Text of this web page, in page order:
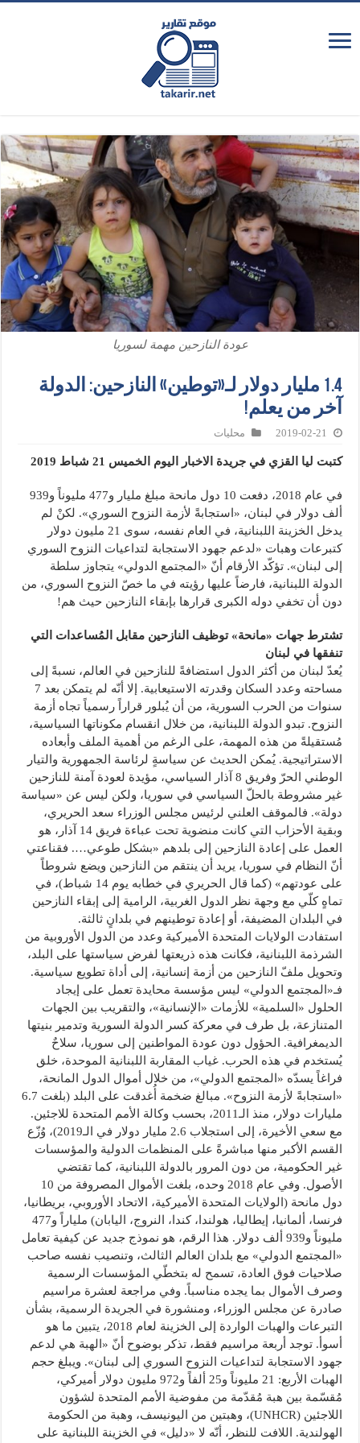
عودة النازحين مهمة لسوريا
1.4 مليار دولار لـ«توطين» النازحين: الدولة
آخر من يعلم!
2019-02-21 محليات
كتبت ليا القزي في جريدة الاخبار اليوم الخميس 21 شباط 2019
في عام 2018، دفعت 10 دول مانحة مبلغ مليار و477 مليوناً و939
ألف دولار في لبنان، «استجابةً لأزمة النزوح السوري». لكنْ لم
يدخل الخزينة اللبنانية، في العام نفسه، سوى 21 مليون دولار
كتبرعات وهبات «لدعم جهود الاستجابة لتداعيات النزوح السوري
إلى لبنان». تؤكّد الأرقام أنّ «المجتمع الدولي» يتجاوز سلطة
الدولة اللبنانية، فارضاً عليها رؤيته في ما خصّ النزوح السوري، من
دون أن تخفي دوله الكبرى قرارها بإبقاء النازحين حيث هم!
تشترط جهات «مانحة» توظيف النازحين مقابل المُساعدات التي
تنفقها في لبنان
يُعدّ لبنان من أكثر الدول استضافةً للنازحين في العالم، نسبةً إلى
مساحته وعدد السكان وقدرته الاستيعابية. إلا أنّه لم يتمكن بعد 7
سنوات من الحرب السورية، من أن يُبلور قراراً رسمياً تجاه أزمة
النزوح. تبدو الدولة اللبنانية، من خلال انقسام مكوناتها السياسية،
مُستقيلةً من هذه المهمة، على الرغم من أهمية الملف وأبعاده
الاستراتيجية. يُمكن الحديث عن سياسةٍ لرئاسة الجمهورية والتيار
الوطني الحرّ وفريق 8 آذار السياسي، مؤيدة لعودة آمنة للنازحين
غير مشروطة بالحلّ السياسي في سوريا، ولكن ليس عن «سياسة
دولة». فالموقف العلني لرئيس مجلس الوزراء سعد الحريري،
وبقية الأحزاب التي كانت منضوية تحت عباءة فريق 14 آذار، هو
العمل على إعادة النازحين إلى بلدهم «بشكل طوعي…. فقناعتي
أنّ النظام في سوريا، يريد أن ينتقم من النازحين ويضع شروطاً
على عودتهم» (كما قال الحريري في خطابه يوم 14 شباط)، في
تماهٍ كلّي مع وجهة نظر الدول الغربية، الرامية إلى إبقاء النازحين
في البلدان المضيفة، أو إعادة توطينهم في بلدانٍ ثالثة.
استفادت الولايات المتحدة الأميركية وعدد من الدول الأوروبية من
الشرذمة اللبنانية، فكانت هذه ذريعتها لفرض سياستها على البلد،
وتحويل ملفّ النازحين من أزمة إنسانية، إلى أداة تطويع سياسية.
فـ«المجتمع الدولي» ليس مؤسسة محايدة تعمل على إيجاد
الحلول «السلمية» للأزمات «الإنسانية»، والتقريب بين الجهات
المتنازعة، بل طرف في معركة كسر الدولة السورية وتدمير بنيتها
الديمغرافية. الحؤول دون عودة المواطنين إلى سوريا، سلاحٌ
يُستخدم في هذه الحرب. غياب المقاربة اللبنانية الموحدة، خلق
فراغاً يسدّه «المجتمع الدولي»، من خلال أموال الدول المانحة،
«استجابةً لأزمة النزوح». مبالغ ضخمة أُغدقت على البلد (بلغت 6.7
مليارات دولار، منذ الـ2011، بحسب وكالة الأمم المتحدة للاجئين.
مع سعي الأخيرة، إلى استجلاب 2.6 مليار دولار في الـ2019)، وُزّع
القسم الأكبر منها مباشرةً على المنظمات الدولية والمؤسسات
غير الحكومية، من دون المرور بالدولة اللبنانية، كما تقتضي
الأصول. وفي عام 2018 وحده، بلغت الأموال المصروفة من 10
دول مانحة (الولايات المتحدة الأميركية، الاتحاد الأوروبي، بريطانيا،
فرنسا، ألمانيا، إيطاليا، هولندا، كندا، النروج، اليابان) ملياراً و477
مليوناً و939 ألف دولار. هذا الرقم، هو نموذج جديد عن كيفية تعامل
«المجتمع الدولي» مع بلدان العالم الثالث، وتنصيب نفسه صاحب
صلاحيات فوق العادة، تسمح له بتخطّي المؤسسات الرسمية
وصرف الأموال بما يجده مناسباً. وفي مراجعة لعشرة مراسيم
صادرة عن مجلس الوزراء، ومنشورة في الجريدة الرسمية، بشأن
التبرعات والهبات الواردة إلى الخزينة لعام 2018، يتبين ما هو
أسوأ. توجد أربعة مراسيم فقط، تذكر بوضوح أنّ «الهبة هي لدعم
جهود الاستجابة لتداعيات النزوح السوري إلى لبنان». ويبلغ حجم
الهبات الأربع: 21 مليوناً و25 ألفاً و972 مليون دولار أميركي،
مُقسّمة بين هبة مُقدّمة من مفوضية الأمم المتحدة لشؤون
اللاجئين (UNHCR)، وهبتين من اليونيسف، وهبة من الحكومة
الهولندية. اللافت للنظر، أنّه لا «دليل» في الخزينة اللبنانية على